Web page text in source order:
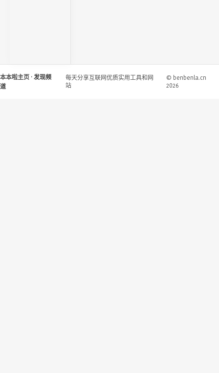
本本啦主页 · 发现频
道
每天分享互联网优质实用工具和网
站
© benbenla.cn
2026